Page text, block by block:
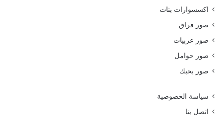
اكسسوارات بنات
صور فراق
صور عربيات
صور حوامل
صور بحبك
سياسة الخصوصية
اتصل بنا